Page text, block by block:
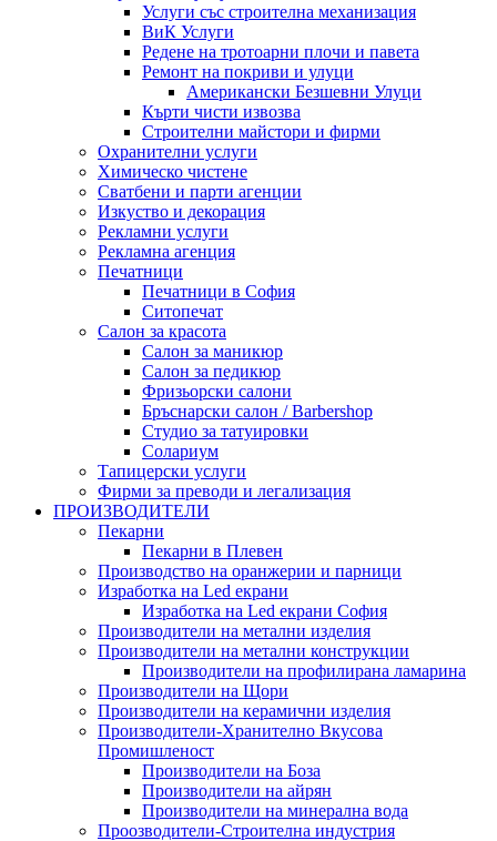
Услуги със строителна механизация
ВиК Услуги
Редене на тротоарни плочи и павета
Ремонт на покриви и улуци
Американски Безшевни Улуци
Кърти чисти извозва
Строителни майстори и фирми
Охранителни услуги
Химическо чистене
Сватбени и парти агенции
Изкуство и декорация
Рекламни услуги
Рекламна агенция
Печатници
Печатници в София
Ситопечат
Салон за красота
Салон за маникюр
Салон за педикюр
Фризьорски салони
Бръснарски салон / Barbershop
Студио за татуировки
Солариум
Тапицерски услуги
Фирми за преводи и легализация
ПРОИЗВОДИТЕЛИ
Пекарни
Пекарни в Плевен
Производство на оранжерии и парници
Изработка на Led екрани
Изработка на Led екрани София
Производители на метални изделия
Производители на метални конструкции
Производители на профилирана ламарина
Производители на Щори
Производители на керамични изделия
Производители-Хранително Вкусова
Промишленост
Производители на Боза
Производители на айрян
Производители на минерална вода
Проозводители-Строителна индустрия